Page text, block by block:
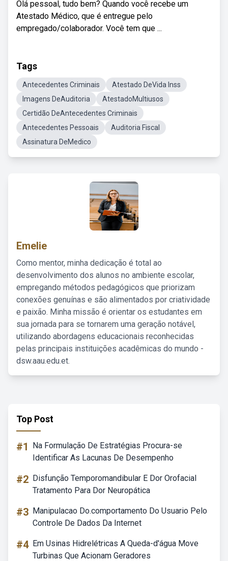
Olá pessoal, tudo bem? Quando você recebe um
Atestado Médico, que é entregue pelo
empregado/colaborador. Você tem que ...
Tags
Antecedentes Criminais
Atestado DeVida Inss
Imagens DeAuditoria
AtestadoMultiusos
Certidão DeAntecedentes Criminais
Antecedentes Pessoais
Auditoria Fiscal
Assinatura DeMedico
Emelie
Como mentor, minha dedicação é total ao
desenvolvimento dos alunos no ambiente escolar,
empregando métodos pedagógicos que priorizam
conexões genuínas e são alimentados por criatividade
e paixão. Minha missão é orientar os estudantes em
sua jornada para se tornarem uma geração notável,
utilizando abordagens educacionais reconhecidas
pelas principais instituições acadêmicas do mundo -
dsw.aau.edu.et.
Top Post
#1
Na Formulação De Estratégias Procura-se
Identificar As Lacunas De Desempenho
#2 Disfunção Temporomandibular E Dor Orofacial
Tratamento Para Dor Neuropática
#3 Manipulacao Do.comportamento Do Usuario Pelo
Controle De Dados Da Internet
#4 Em Usinas Hidrelétricas A Queda-d'água Move
Turbinas Que Acionam Geradores